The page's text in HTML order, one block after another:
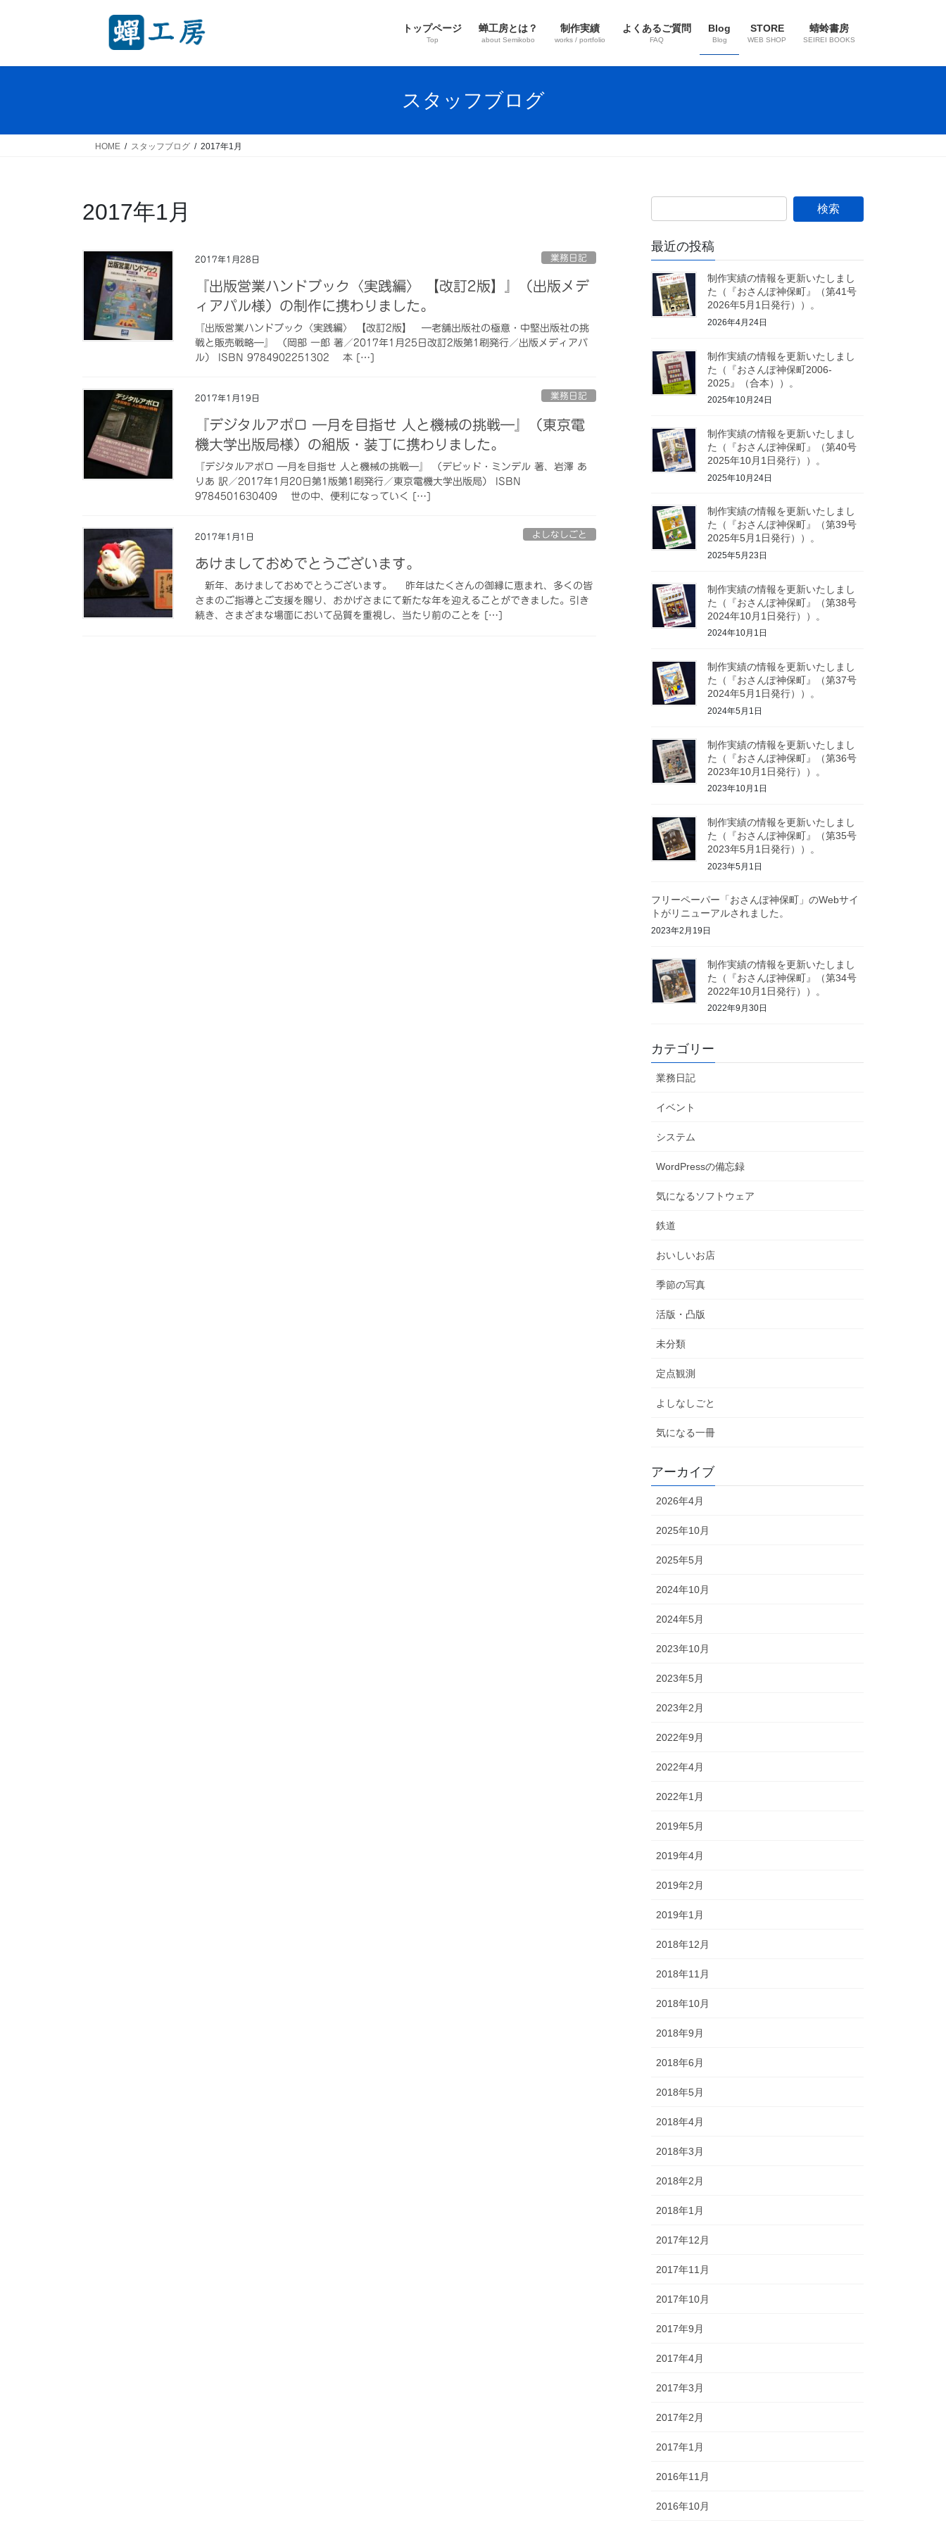
トップページ
Top
蝉工房とは？
about Semikobo
制作実績
works / portfolio
よくあるご質問
FAQ
Blog
Blog
STORE
WEB SHOP
蜻蛉書房
SEIREI BOOKS
スタッフブログ
HOME スタッフブログ 2017年1月
2017年1月
2017年1月28日 業務日記
『出版営業ハンドブック〈実践編〉 【改訂2版】』（出版メデ
ィアパル様）の制作に携わりました。
『出版営業ハンドブック〈実践編〉 【改訂2版】 ―老舗出版社の極意・中堅出版社の挑
戦と販売戦略―』 （岡部 一郎 著／2017年1月25日改訂2版第1刷発行／出版メディアパ
ル） ISBN 9784902251302 本 […]
2017年1月19日 業務日記
『デジタルアポロ ―月を目指せ 人と機械の挑戦―』（東京電
機大学出版局様）の組版・装丁に携わりました。
『デジタルアポロ ―月を目指せ 人と機械の挑戦―』 （デビッド・ミンデル 著、岩澤 あ
りあ 訳／2017年1月20日第1版第1刷発行／東京電機大学出版局） ISBN
9784501630409 世の中、便利になっていく […]
2017年1月1日 よしなしごと
あけましておめでとうございます。
新年、あけましておめでとうございます。 昨年はたくさんの御縁に恵まれ、多くの皆
さまのご指導とご支援を賜り、おかげさまにて新たな年を迎えることができました。引き
続き、さまざまな場面において品質を重視し、当たり前のことを […]
最近の投稿
制作実績の情報を更新いたしまし
た（『おさんぽ神保町』（第41号
2026年5月1日発行））。
2026年4月24日
制作実績の情報を更新いたしまし
た（『おさんぽ神保町2006-
2025』（合本））。
2025年10月24日
制作実績の情報を更新いたしまし
た（『おさんぽ神保町』（第40号
2025年10月1日発行））。
2025年10月24日
制作実績の情報を更新いたしまし
た（『おさんぽ神保町』（第39号
2025年5月1日発行））。
2025年5月23日
制作実績の情報を更新いたしまし
た（『おさんぽ神保町』（第38号
2024年10月1日発行））。
2024年10月1日
制作実績の情報を更新いたしまし
た（『おさんぽ神保町』（第37号
2024年5月1日発行））。
2024年5月1日
制作実績の情報を更新いたしまし
た（『おさんぽ神保町』（第36号
2023年10月1日発行））。
2023年10月1日
制作実績の情報を更新いたしまし
た（『おさんぽ神保町』（第35号
2023年5月1日発行））。
2023年5月1日
フリーペーパー「おさんぽ神保町」のWebサイ
トがリニューアルされました。
2023年2月19日
制作実績の情報を更新いたしまし
た（『おさんぽ神保町』（第34号
2022年10月1日発行））。
2022年9月30日
カテゴリー
業務日記
イベント
システム
WordPressの備忘録
気になるソフトウェア
鉄道
おいしいお店
季節の写真
活版・凸版
未分類
定点観測
よしなしごと
気になる一冊
アーカイブ
2026年4月
2025年10月
2025年5月
2024年10月
2024年5月
2023年10月
2023年5月
2023年2月
2022年9月
2022年4月
2022年1月
2019年5月
2019年4月
2019年2月
2019年1月
2018年12月
2018年11月
2018年10月
2018年9月
2018年6月
2018年5月
2018年4月
2018年3月
2018年2月
2018年1月
2017年12月
2017年11月
2017年10月
2017年9月
2017年4月
2017年3月
2017年2月
2017年1月
2016年11月
2016年10月